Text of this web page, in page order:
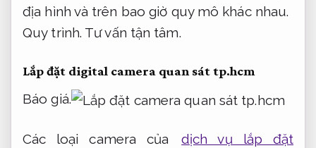
địa hình và trên bao giờ quy mô khác nhau.
Quy trình. Tư vấn tận tâm.
Lắp đặt digital camera quan sát tp.hcm
Báo giá.
Các loại camera của
dịch vụ lắp đặt